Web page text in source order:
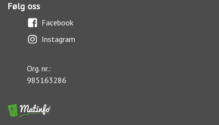
Følg oss
Facebook
Instagram
Org. nr.:
985163286